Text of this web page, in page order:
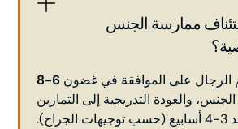
ممارسة الجنس
على الموافقة في غضون
6-8
والعودة التدريجية إلى التمارين